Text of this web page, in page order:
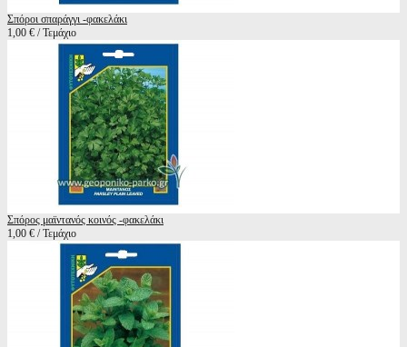
Σπόροι σπαράγγι -φακελάκι
1,00 € / Τεμάχιο
Σπόρος μαϊντανός κοινός -φακελάκι
1,00 € / Τεμάχιο